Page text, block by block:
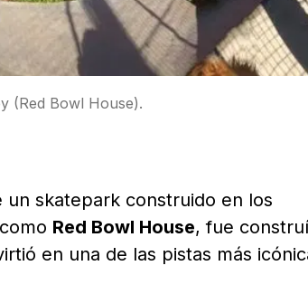
(Red Bowl House).
un skatepark construido en los
Red Bowl House, fue
en una de las pistas más